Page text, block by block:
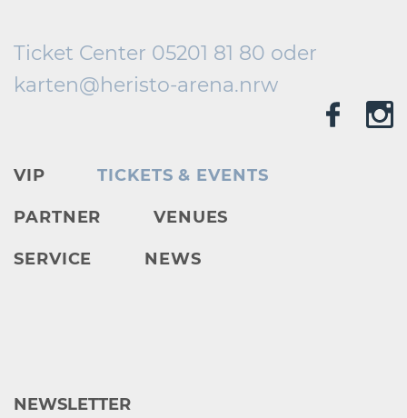
Ticket Center 05201 81 80 oder
karten@heristo-arena.nrw
VIP TICKETS & EVENTS
PARTNER VENUES
SERVICE NEWS
NEWSLETTER